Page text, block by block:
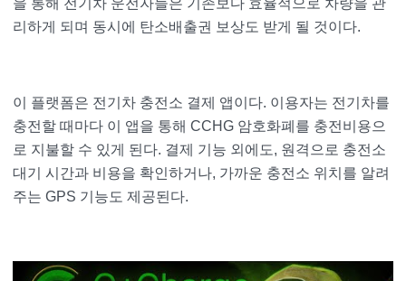
을 통해 전기차 운전자들은 기존보다 효율적으로 차량을 관
리하게 되며 동시에 탄소배출권 보상도 받게 될 것이다.
이 플랫폼은 전기차 충전소 결제 앱이다. 이용자는 전기차를
충전할 때마다 이 앱을 통해 CCHG 암호화폐를 충전비용으
로 지불할 수 있게 된다. 결제 기능 외에도, 원격으로 충전소
대기 시간과 비용을 확인하거나, 가까운 충전소 위치를 알려
주는 GPS 기능도 제공된다.